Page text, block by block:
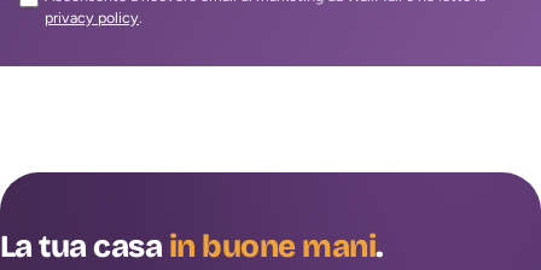
privacy policy.
La tua casain buone mani.